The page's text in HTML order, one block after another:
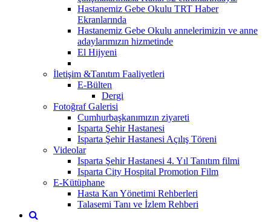
Hastanemiz Gebe Okulu TRT Haber
Ekranlarında
Hastanemiz Gebe Okulu annelerimizin ve anne
adaylarımızın hizmetinde
El Hijyeni
İletişim &Tanıtım Faaliyetleri
E-Bülten
Dergi
Fotoğraf Galerisi
Cumhurbaşkanımızın ziyareti
Isparta Şehir Hastanesi
Isparta Şehir Hastanesi Açılış Töreni
Videolar
Isparta Şehir Hastanesi 4. Yıl Tanıtım filmi
Isparta City Hospital Promotion Film
E-Kütüphane
Hasta Kan Yönetimi Rehberleri
Talasemi Tanı ve İzlem Rehberi